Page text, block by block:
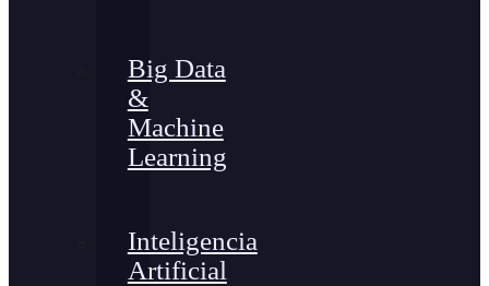
Big Data
&
Machine
Learning
Inteligencia
Artificial